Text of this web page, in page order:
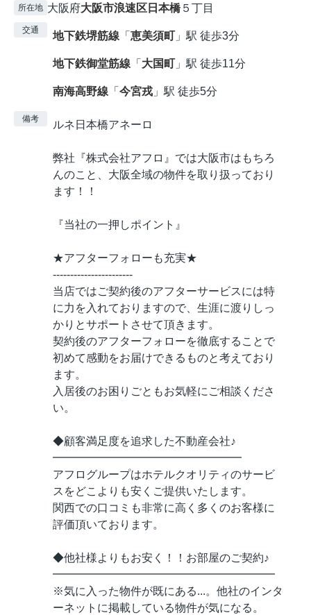
所在地 大阪府大阪市浪速区 日本橋５丁目
交通 地下鉄堺筋線 「 恵美須町 」駅 徒歩3分
地下鉄御堂筋線 「 大国町 」駅 徒歩11分
南海高野線 「 今宮戎 」駅 徒歩5分
備考 ルネ日本橋アネーロ
弊社『株式会社アフロ』では大阪市はもちろ
んのこと、大阪全域の物件を取り扱っており
ます！！
『当社の一押しポイント』
★アフターフォローも充実★
-----------------------
当店ではご契約後のアフターサービスには特
に力を入れておりますので、生涯に渡りしっ
かりとサポートさせて頂きます。
契約後のアフターフォローを徹底することで
初めて感動をお届けできるものと考えており
ます。
入居後のお困りごともお気軽にご相談くださ
い。
◆顧客満足度を追求した不動産会社♪
━━━━━━━━━━━━━━━━━
アフログループはホテルクオリティのサービ
スをどこよりも安くご提供いたします。
関西での口コミも非常に高く多くのお客様に
評価頂いております。
◆他社様よりもお安く！！お部屋のご契約♪
━━━━━━━━━━━━━━━━━━━━
※気に入った物件が既にある...。他社のインタ
ーネットに掲載している物件が気になる。